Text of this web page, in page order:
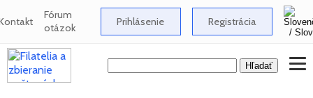
Fórum
otázok Prihlásenie Registrácia